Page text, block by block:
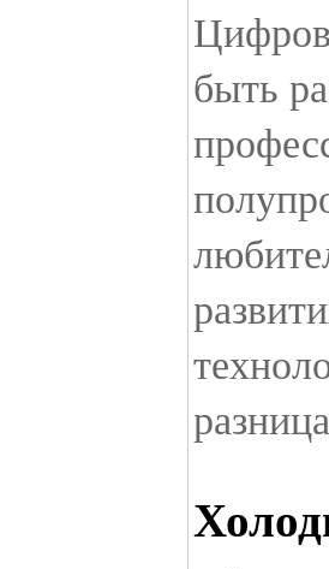
быть